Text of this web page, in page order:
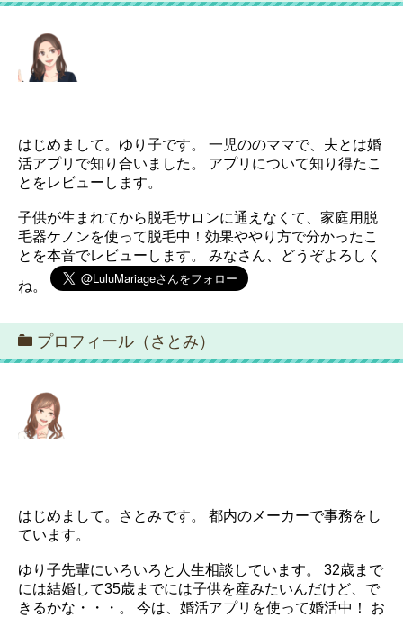
はじめまして。ゆり子です。 一児ののママで、夫とは婚
活アプリで知り合いました。 アプリについて知り得たこ
とをレビューします。
子供が生まれてから脱毛サロンに通えなくて、家庭用脱
毛器ケノンを使って脱毛中！効果ややり方で分かったこ
とを本音でレビューします。 みなさん、どうぞよろしく
ね。
プロフィール（さとみ）
はじめまして。さとみです。 都内のメーカーで事務をし
ています。
ゆり子先輩にいろいろと人生相談しています。 32歳まで
には結婚して35歳までには子供を産みたいんだけど、で
きるかな・・・。 今は、婚活アプリを使って婚活中！ お